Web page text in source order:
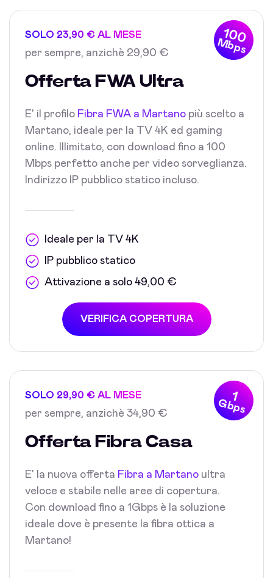
100
Mbps
SOLO 23,90 € AL MESE
per sempre, anzichè 29,90 €
Offerta FWA Ultra
E' il profilo Fibra FWA a Martano più scelto a
Martano, ideale per la TV 4K ed gaming
online. Illimitato, con download fino a 100
Mbps perfetto anche per video sorveglianza.
Indirizzo IP pubblico statico incluso.
Ideale per la TV 4K
IP pubblico statico
Attivazione a solo 49,00 €
VERIFICA COPERTURA
1
Gbps
SOLO 29,90 € AL MESE
per sempre, anzichè 34,90 €
Offerta Fibra Casa
E' la nuova offerta Fibra a Martano ultra
veloce e stabile nelle aree di copertura.
Con download fino a 1Gbps è la soluzione
ideale dove è presente la fibra ottica a
Martano!